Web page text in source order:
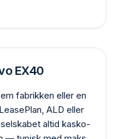
EX40
fabrikken eller en
ALD eller
altid kasko­